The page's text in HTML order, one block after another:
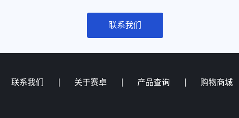
联系我们
联系我们 关于赛卓 产品查询 购物商城